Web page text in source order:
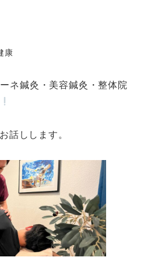
リー
康
ネ鍼灸・美容鍼灸・整体院
話しします。